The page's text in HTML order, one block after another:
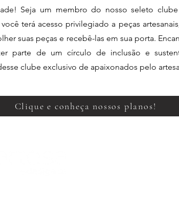
Seja um membro do nosso seleto
terá acesso privilegiado a peças
suas peças e recebê-las em sua porta.
parte de um círculo de inclusão e
clube exclusivo de apaixonados pelo
Clique e conheça nossos planos!